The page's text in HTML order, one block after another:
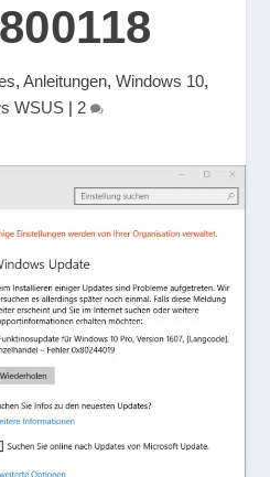
, Anleitungen, Windows 10,
WSUS| 2